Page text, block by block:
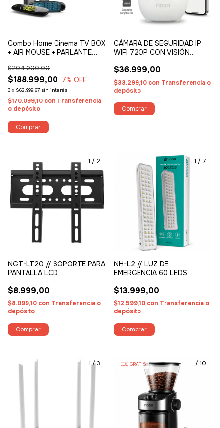
Combo Home Cinema TV BOX
+ AIR MOUSE + PARLANTE
$188.999,00
$204.000,00
7% OFF
3 x $62.999,67 sin interés
$170.099,10 con Transferencia
o depósito
CÁMARA DE SEGURIDAD IP
WIFI 720P CON VISIÓN
BIDIRECCIONAL Y DETECTOR
DE MOVIMIENTO
$36.999,00
$33.299,10 con Transferencia o
depósito
1 / 2
NGT-LT20 // SOPORTE PARA
PANTALLA LCD
$8.999,00
$8.099,10 con Transferencia o
depósito
1 / 7
NH-L2 // LUZ DE
EMERGENCIA 60 LEDS
$13.999,00
$12.599,10 con Transferencia o
depósito
1/3 1 / 10
GRATIS